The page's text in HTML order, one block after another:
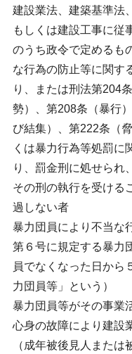
建設業法、建築基準法
もしくは建設工事に従
のうち政令で定めるも
な行為の防止等に関す
り、または刑法第204
勢）、第208条（暴行
び結集）、第222条（
くは暴力行為等処罰に
り、罰金刑に処せられ
その刑の執行を受ける
過しない者
暴力団員により不当な
第６号に規定する暴力
員でなくなった日から
力団員等」という）
暴力団員等がその事業
心身の故障により建設
（成年被後見人また